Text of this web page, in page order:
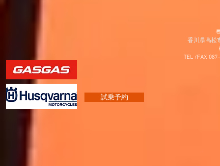
試乗予約
香川県高松
TEL /FAX